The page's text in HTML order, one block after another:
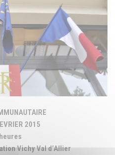
2015
Vichy Val d’Allier